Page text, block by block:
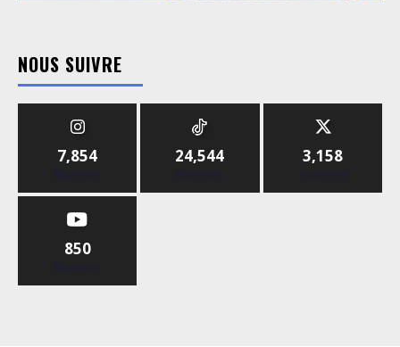
NOUS SUIVRE
7,854
Abonnés
24,544
Abonnés
3,158
Abonnés
850
Abonnés